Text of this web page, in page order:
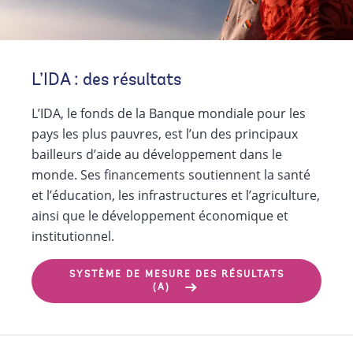
L’IDA : des résultats
L’IDA, le fonds de la Banque mondiale pour les
pays les plus pauvres, est l’un des principaux
bailleurs d’aide au développement dans le
monde. Ses financements soutiennent la santé
et l’éducation, les infrastructures et l’agriculture,
ainsi que le développement économique et
institutionnel.
SYSTÈME DE MESURE DES RÉSULTATS
(A)